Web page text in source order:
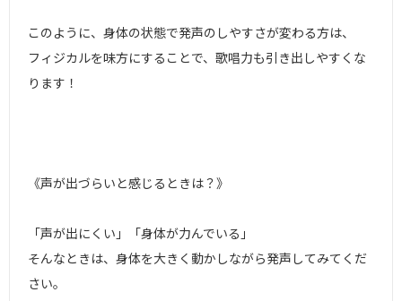
このように、身体の状態で発声のしやすさが変わる方は、
フィジカルを味方にすることで、歌唱力も引き出しやすくな
ります！
《声が出づらいと感じるときは？》
「声が出にくい」「身体が力んでいる」
そんなときは、身体を大きく動かしながら発声してみてくだ
さい。